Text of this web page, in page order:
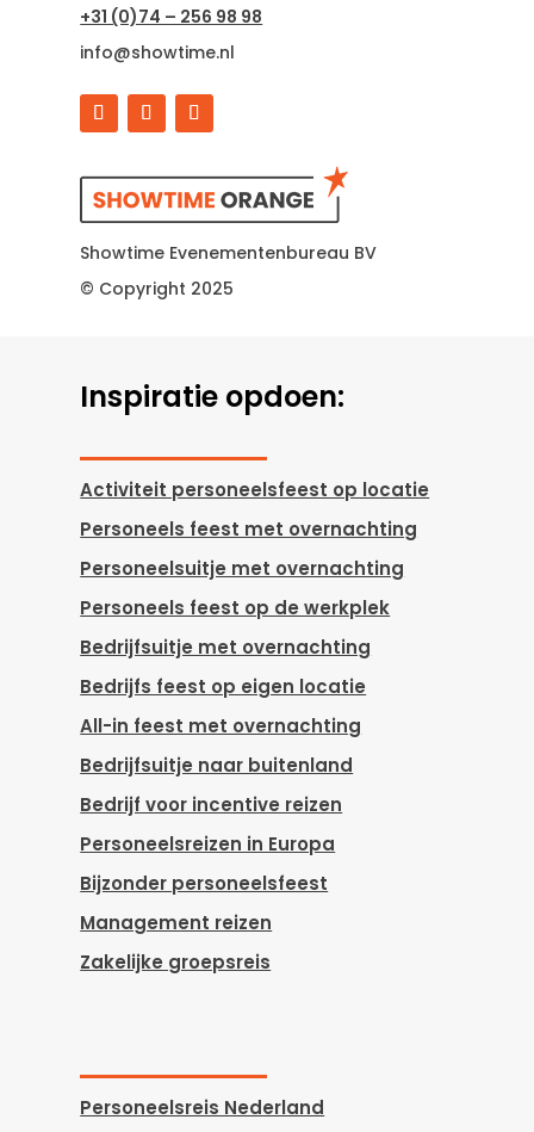
+31 (0)74 – 256 98 98
info@showtime.nl
Showtime Evenementenbureau BV
© Copyright 2025
Inspiratie opdoen:
Activiteit personeelsfeest op locatie
Personeels feest met overnachting
Personeelsuitje met overnachting
Personeels feest op de werkplek
Bedrijfsuitje met overnachting
Bedrijfs feest op eigen locatie
All-in feest met overnachting
Bedrijfsuitje naar buitenland
Bedrijf voor incentive reizen
Personeelsreizen in Europa
Bijzonder personeelsfeest
Management reizen
Zakelijke groepsreis
Personeelsreis Nederland